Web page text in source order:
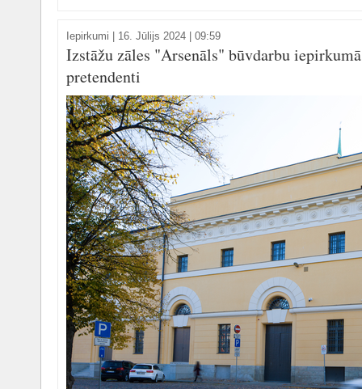
Iepirkumi 16. Jūlijs 2024 | 09:59
Izstāžu zāles "Arsenāls" būvdarbu
pretendenti